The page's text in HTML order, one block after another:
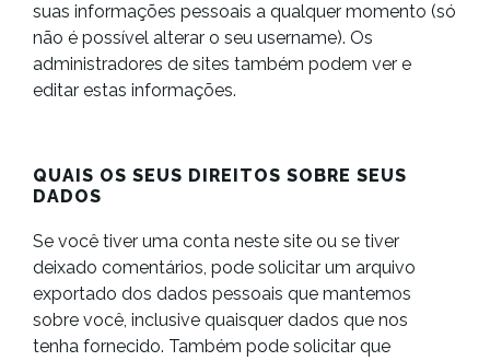
suas informações pessoais a qualquer momento (só
não é possível alterar o seu username). Os
administradores de sites também podem ver e
editar estas informações.
QUAIS OS SEUS DIREITOS SOBRE SEUS
DADOS
Se você tiver uma conta neste site ou se tiver
deixado comentários, pode solicitar um arquivo
exportado dos dados pessoais que mantemos
sobre você, inclusive quaisquer dados que nos
tenha fornecido. Também pode solicitar que